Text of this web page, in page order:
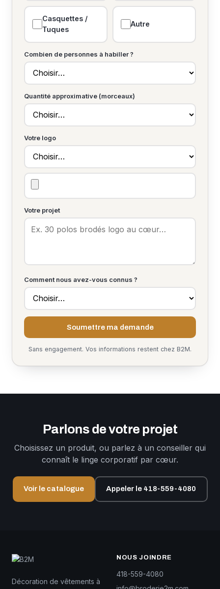
Casquettes /
Tuques
Autre
Combien de personnes à habiller ?
Quantité approximative (morceaux)
Votre logo
Votre projet
Comment nous avez-vous connus ?
Soumettre ma demande
Sans engagement. Vos informations restent chez B2M.
Parlons de votre projet
Choisissez un produit, ou parlez à un conseiller qui
connaît le linge corporatif par cœur.
Voir le catalogue Appeler le 418-559-4080
Décoration de vêtements à
NOUS JOINDRE
418-559-4080